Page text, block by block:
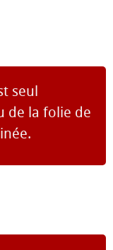
seul
de la folie de